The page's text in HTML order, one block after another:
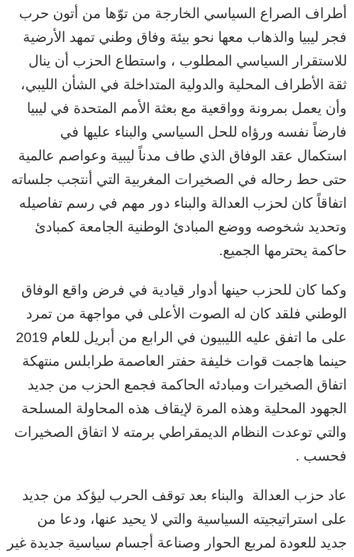
أطراف الصراع السياسي الخارجة من توّها من أتون حرب
فجر ليبيا والذهاب معها نحو بيئة وفاق وطني تمهد الأرضية
للاستقرار السياسي المطلوب ، واستطاع الحزب أن ينال
ثقة الأطراف المحلية والدولية المتداخلة في الشأن الليبي،
وأن يعمل بمرونة وواقعية مع بعثة الأمم المتحدة في ليبيا
فارضاً نفسه ورؤاه للحل السياسي والبناء عليها في
استكمال عقد الوفاق الذي طاف مدناً ليبية وعواصم عالمية
حتى حط رحاله في الصخيرات المغربية التي أنتجب جلساته
اتفاقاً كان لحزب العدالة والبناء دور مهم في رسم تفاصيله
وتحديد شخوصه ووضع المبادئ الوطنية الجامعة كمبادئ
حاكمة يحترمها الجميع.
وكما كان للحزب حينها أدوار قيادية في فرض واقع الوفاق
الوطني فلقد كان له الصوت الأعلى في مواجهة من تمرد
على ما اتفق عليه الليبيون في الرابع من أبريل للعام 2019
حينما هاجمت قوات خليفة حفتر العاصمة طرابلس منتهكة
اتفاق الصخيرات ومبادئه الحاكمة فجمع الحزب من جديد
الجهود المحلية وهذه المرة لإيقاف هذه المحاولة المسلحة
والتي توعدت النظام الديمقراطي برمته لا اتفاق الصخيرات
فحسب .
عاد حزب العدالة والبناء بعد توقف الحرب ليؤكد من جديد
على استراتيجيته السياسية والتي لا يحيد عنها، ودعا من
جديد للعودة لمربع الحوار وصناعة أجسام سياسية جديدة غير